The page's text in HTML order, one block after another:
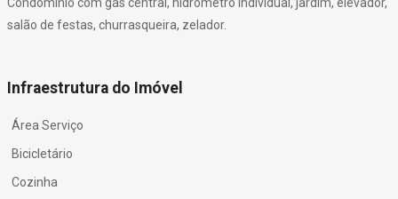
salão de festas, churrasqueira, zelador.
Infraestrutura do Imóvel
Área Serviço
Bicicletário
Cozinha